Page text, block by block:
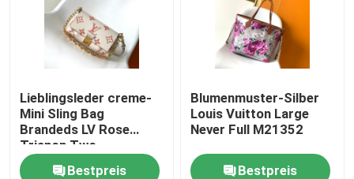
Lieblingsleder creme-
Mini Sling Bag
Brandeds LV Rose
Trianon Two
Monogram Empreinte
Bestpreis
Blumenmuster-Silber
Louis Vuitton Large
Never Full M21352
Bestpreis